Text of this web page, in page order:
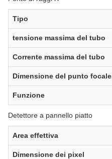
Tipo
tensione massima del tubo
Corrente massima del tubo
Dimensione del punto focale
Funzione
Detettore a pannello piatto
Area effettiva
Dimensione dei pixel